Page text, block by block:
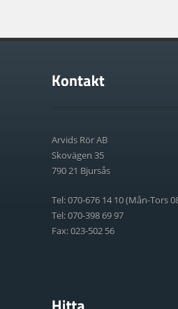
Arvids Rör AB
Skovägen 35
790 21 Bjursås
Tel: 070-676 14 10 (Mån-Tors
Tel: 070-398 69 97
Fax: 023-502 56